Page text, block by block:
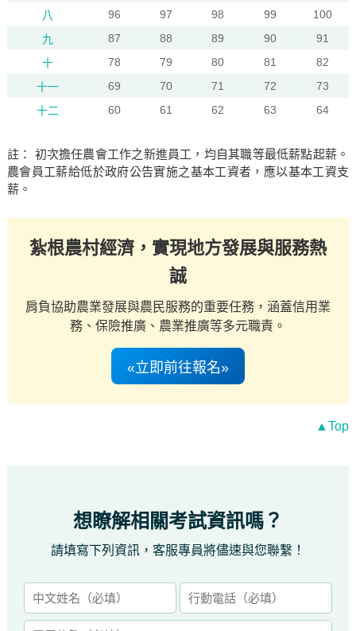
八
96 97 98 99
100
九
87 88 89 90
91
十
78 79 80 81
82
十一
69 70 71 72
73
十二
60 61 62 63 64
註： 初次擔任農會工作之新進員工，均自其職等最低薪點起薪。
農會員工薪給低於政府公告實施之基本工資者，應以基本工資支
薪。
紮根農村經濟，實現地方發展與服務熱
誠
肩負協助農業發展與農民服務的重要任務，涵蓋信用業
務、保險推廣、農業推廣等多元職責。
«立即前往報名»
▲Top
想瞭解相關考試資訊嗎？
請填寫下列資訊，客服專員將儘速與您聯繫！